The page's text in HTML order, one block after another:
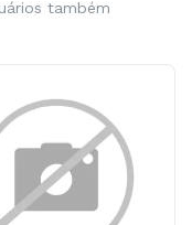
também